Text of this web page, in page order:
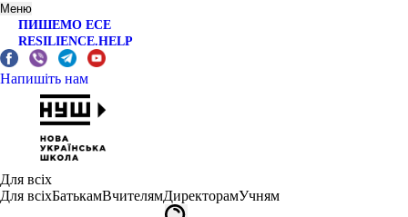
Меню
ПИШЕМО ЕСЕ
RESILIENCE.HELP
Напишіть нам
Для всіх
Для всіхБатькамВчителямДиректорамУчням